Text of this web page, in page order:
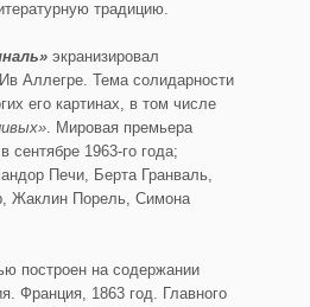
традицию.
экранизировал
Аллегре. Тема солидарности
его картинах, в том числе
. Мировая премьера
сентябре 1963-го года;
Печи, Берта Гранваль,
Жаклин Порель, Симона
построен на содержании
Франция, 1863 год. Главного